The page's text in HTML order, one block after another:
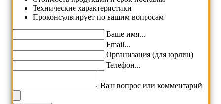
Технические характеристики
Проконсультирует по вашим вопросам
Ваше имя...
Email...
Организация (для юрлиц)
Телефон...
Ваш вопрос или комментарий